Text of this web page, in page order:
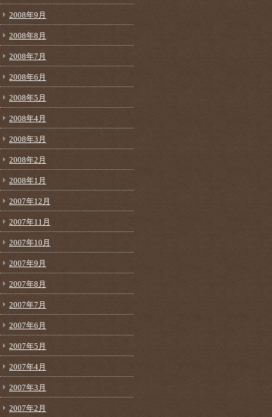
2008年9月
2008年8月
2008年7月
2008年6月
2008年5月
2008年4月
2008年3月
2008年2月
2008年1月
2007年12月
2007年11月
2007年10月
2007年9月
2007年8月
2007年7月
2007年6月
2007年5月
2007年4月
2007年3月
2007年2月